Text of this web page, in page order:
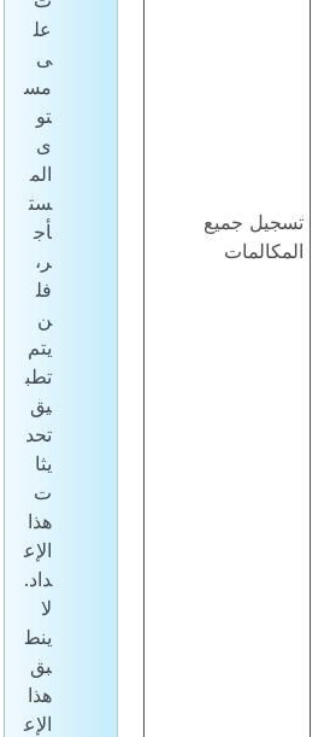
تسجيل جميع
المكالمات
عل
ى
مس
تو
ى
الم
ست
أج
ر،
فل
ن
يتم
تطب
يق
تحد
يثا
ت
هذا
الإع
داد.
لا
ينط
بق
هذا
الإع